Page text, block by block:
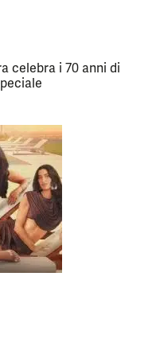
celebra i 70 anni di